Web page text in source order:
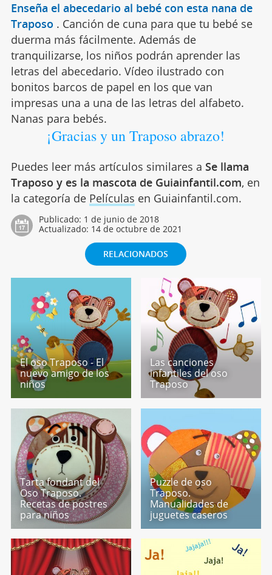
Enseña el abecedario al bebé con esta nana de
Traposo . Canción de cuna para que tu bebé se
duerma más fácilmente. Además de
tranquilizarse, los niños podrán aprender las
letras del abecedario. Vídeo ilustrado con
bonitos barcos de papel en los que van
impresas una a una de las letras del alfabeto.
Nanas para bebés.
¡Gracias y un Traposo abrazo!
Puedes leer más artículos similares a Se llama
Traposo y es la mascota de Guiainfantil.com, en
la categoría de Películas en Guiainfantil.com.
Publicado: 1 de junio de 2018
Actualizado: 14 de octubre de 2021
RELACIONADOS
El oso Traposo - El
nuevo amigo de los
niños
Las canciones
infantiles del oso
Traposo
Tarta fondant del
Oso Traposo.
Recetas de postres
para niños
Puzzle de oso
Traposo.
Manualidades de
juguetes caseros